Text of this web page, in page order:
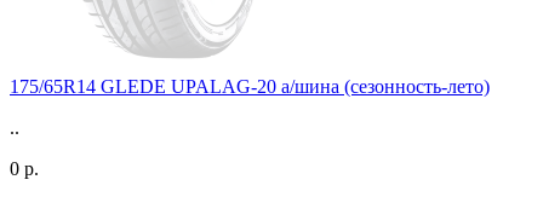
175/65R14 GLEDE UPALAG-20 а/шина (сезонность-лето)
..
0 р.